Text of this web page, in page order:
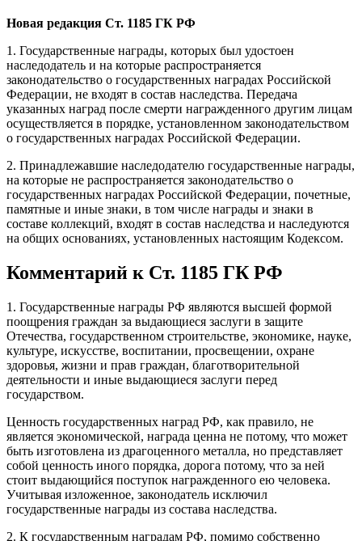
Новая редакция Ст. 1185 ГК РФ
1. Государственные награды, которых был удостоен
наследодатель и на которые распространяется
законодательство о государственных наградах Российской
Федерации, не входят в состав наследства. Передача
указанных наград после смерти награжденного другим лицам
осуществляется в порядке, установленном законодательством
о государственных наградах Российской Федерации.
2. Принадлежавшие наследодателю государственные награды,
на которые не распространяется законодательство о
государственных наградах Российской Федерации, почетные,
памятные и иные знаки, в том числе награды и знаки в
составе коллекций, входят в состав наследства и наследуются
на общих основаниях, установленных настоящим Кодексом.
Комментарий к Ст. 1185 ГК РФ
1. Государственные награды РФ являются высшей формой
поощрения граждан за выдающиеся заслуги в защите
Отечества, государственном строительстве, экономике, науке,
культуре, искусстве, воспитании, просвещении, охране
здоровья, жизни и прав граждан, благотворительной
деятельности и иные выдающиеся заслуги перед
государством.
Ценность государственных наград РФ, как правило, не
является экономической, награда ценна не потому, что может
быть изготовлена из драгоценного металла, но представляет
собой ценность иного порядка, дорога потому, что за ней
стоит выдающийся поступок награжденного ею человека.
Учитывая изложенное, законодатель исключил
государственные награды из состава наследства.
2. К государственным наградам РФ, помимо собственно